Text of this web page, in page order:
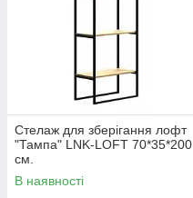
Стелаж для зберігання лофт
"Тампа" LNK-LOFT 70*35*200
см.
В наявності